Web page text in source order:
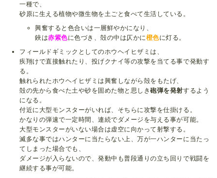
一種で、
砂原に生える植物や微生物を土ごと食べて生活している。
興奮すると色合いは一層鮮やかになり、
鋏は赤紫色に色づき、殻の中は仄かに橙色に灯る。
フィールドギミックとしてのホウヘイヒザミは、
疾翔けで直接触れたり、投げクナイ等の攻撃を当てる事で発動す
る。
触れられたホウヘイヒザミは興奮しながら殻をもたげ、
殻の先から食べた土や砂を固めた物と思しき砲弾を発射するよう
になる。
付近に大型モンスターがいれば、そちらに攻撃を仕掛ける。
かなりの弾速で一定時間、連続でダメージを与える事が可能。
大型モンスターがいない場合は虚空に向かって射撃する。
滅多な事ではハンターに当たらない上、万が一ハンターに当たっ
てしまった場合でも、
ダメージが入らないので、発動中も普段通りの立ち回りで戦闘を
継続する事が可能。